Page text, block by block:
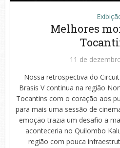
Melhores
11 de
Nossa retrospectiva do
Brasis V continua na região
Tocantins com o coração aos
para mais uma sessão de
emoção trazia um desafio a
aconteceria no Quilombo
região com pouca